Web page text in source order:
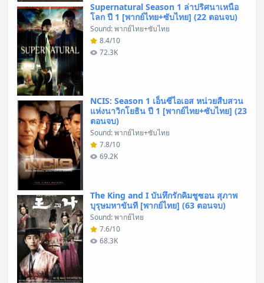
Supernatural Season 1 ล่าปริศนาเหนือ
โลก ปี 1 [พากย์ไทย+ซับไทย] (22 ตอนจบ)
Sound: พากย์ไทย+ซับไทย
8.4/10
72.3K
NCIS: Season 1 เอ็นซีไอเอส หน่วยสืบสวน
แห่งนาวิกโยธิน ปี 1 [พากย์ไทย+ซับไทย] (23
ตอนจบ)
Sound: พากย์ไทย+ซับไทย
7.8/10
69.2K
The King and I บันทึกรักคิมชูซอน สุภาพ
บุรุษมหาขันที [พากย์ไทย] (63 ตอนจบ)
Sound: พากย์ไทย
7.6/10
68.3K